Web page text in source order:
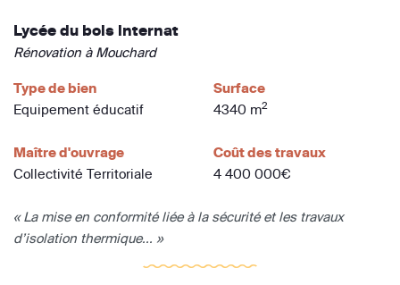
Lycée du bois internat
Rénovation à Mouchard
Type de bien
Equipement éducatif
Surface
4340 m2
Maître d'ouvrage
Collectivité Territoriale
Coût des travaux
4 400 000€
« La mise en conformité liée à la sécurité et les travaux
d’isolation thermique... »